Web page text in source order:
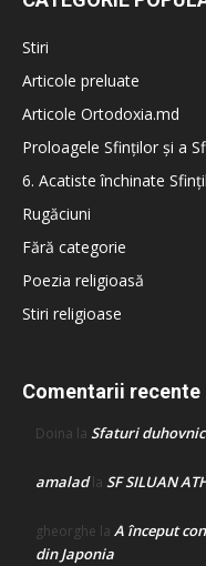
Stiri
Articole preluate
Articole Ortodoxia.md
Proloagele Sfinților și a
6. Acatiste închinate
Rugăciuni
Fără categorie
Poezia religioasă
Stiri religioase
Comentarii recente
Doina la Sfaturi
amaladla SF SILUAN
gheorghe la A început
din Japonia